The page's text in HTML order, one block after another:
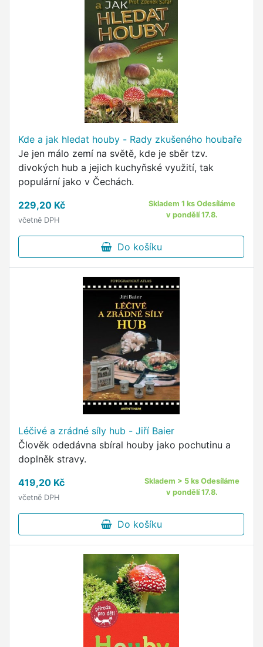
Kde a jak hledat houby - Rady zkušeného houbaře
Je jen málo zemí na světě, kde je sběr tzv.
divokých hub a jejich kuchyňské využití, tak
populární jako v Čechách.
229,20 Kč
včetně DPH
Skladem 1 ks Odesíláme
v pondělí 17.8.
Do košíku
Léčivé a zrádné síly hub - Jiří Baier
Člověk odedávna sbíral houby jako pochutinu a
doplněk stravy.
419,20 Kč
včetně DPH
Skladem > 5 ks Odesíláme
v pondělí 17.8.
Do košíku